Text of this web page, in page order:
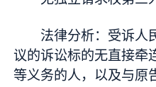
法律分析：受诉人
议的诉讼标的无直接牵
等义务的人，以及与原